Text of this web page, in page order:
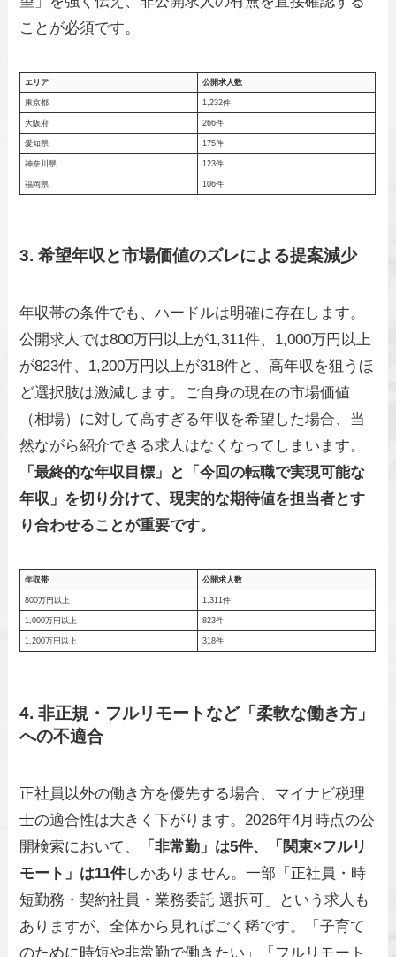
ことが必須です。
エリア 公開求人数
東京都 1,232件
大阪府 266件
愛知県 175件
神奈川県 123件
福岡県 106件
3. 希望年収と市場価値のズレによる提案減少
年収帯の条件でも、ハードルは明確に存在します。
公開求人では800万円以上が1,311件、1,000万円以上
が823件、1,200万円以上が318件と、高年収を狙うほ
ど選択肢は激減します。ご自身の現在の市場価値
（相場）に対して高すぎる年収を希望した場合、当
然ながら紹介できる求人はなくなってしまいます。
「最終的な年収目標」と「今回の転職で実現可能な
年収」を切り分けて、現実的な期待値を担当者とす
り合わせることが重要です。
年収帯 公開求人数
800万円以上 1,311件
1,000万円以上 823件
1,200万円以上 318件
4. 非正規・フルリモートなど「柔軟な働き方」
への不適合
正社員以外の働き方を優先する場合、マイナビ税理
士の適合性は大きく下がります。2026年4月時点の公
開検索において、
「非常勤」は5件、「関東×フルリ
モート」は11件しかありません。一部「正社員・時
短勤務・契約社員・業務委託 選択可」という求人も
ありますが、全体から見ればごく稀です。「子育て
のために時短や非常勤で働きたい」「フルリモート